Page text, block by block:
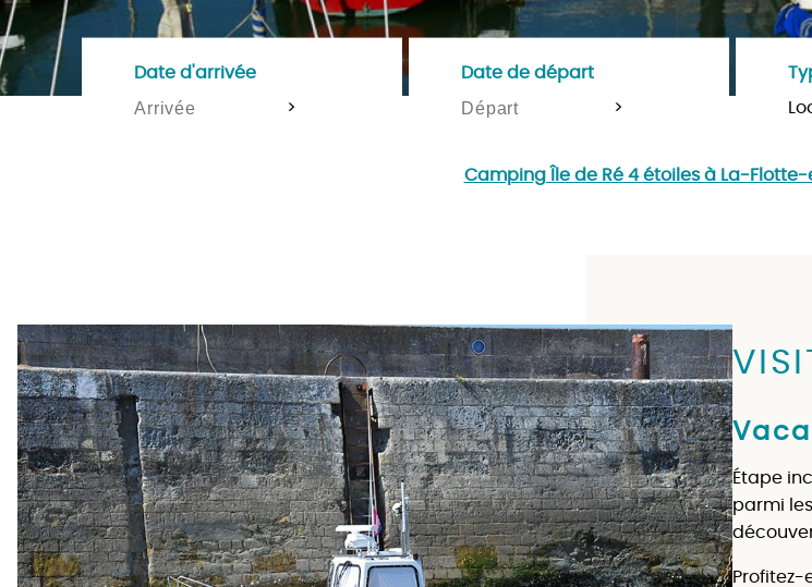
Date d'arrivée
>
Date de départ
>
Camping Île de Ré 4 étoiles à La-Flotte-
Étape
parmi
Profitez-